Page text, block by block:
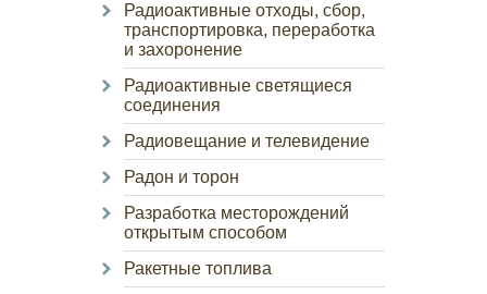
Радиоактивные отходы, сбор,
транспортировка, переработка
и захоронение
Радиоактивные светящиеся
соединения
Радиовещание и телевидение
Радон и торон
Разработка месторождений
открытым способом
Ракетные топлива